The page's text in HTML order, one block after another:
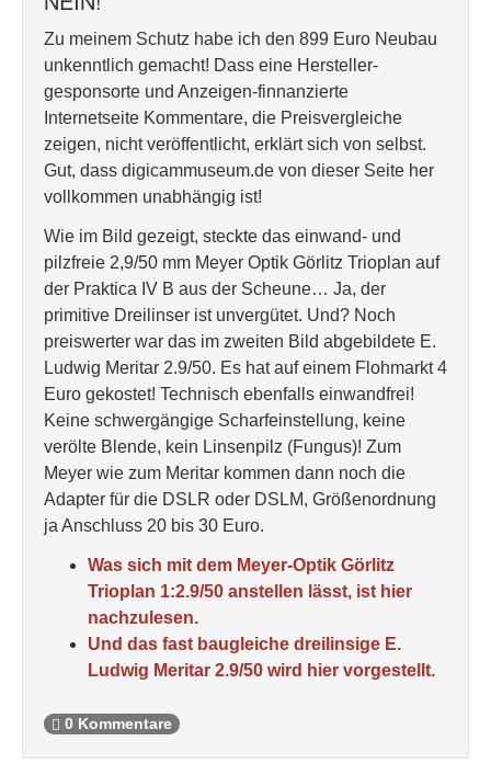
Zu meinem Schutz habe ich den 899 Euro Neubau
unkenntlich gemacht! Dass eine Hersteller-
gesponsorte und Anzeigen-finnanzierte
Internetseite Kommentare, die Preisvergleiche
zeigen, nicht veröffentlicht, erklärt sich von selbst.
Gut, dass digicammuseum.de von dieser Seite her
vollkommen unabhängig ist!
Wie im Bild gezeigt, steckte das einwand- und
pilzfreie 2,9/50 mm Meyer Optik Görlitz Trioplan auf
der Praktica IV B aus der Scheune… Ja, der
primitive Dreilinser ist unvergütet. Und? Noch
preiswerter war das im zweiten Bild abgebildete E.
Ludwig Meritar 2.9/50. Es hat auf einem Flohmarkt 4
Euro gekostet! Technisch ebenfalls einwandfrei!
Keine schwergängige Scharfeinstellung, keine
verölte Blende, kein Linsenpilz (Fungus)! Zum
Meyer wie zum Meritar kommen dann noch die
Adapter für die DSLR oder DSLM, Größenordnung
ja Anschluss 20 bis 30 Euro.
Was sich mit dem Meyer-Optik Görlitz
Trioplan 1:2.9/50 anstellen lässt, ist hier
nachzulesen.
Und das fast baugleiche dreilinsige E.
Ludwig Meritar 2.9/50 wird hier vorgestellt.
0 Kommentare